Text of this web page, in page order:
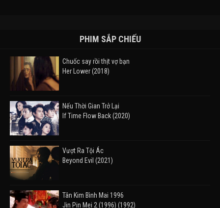
PHIM SẮP CHIẾU
Chuốc say rồi thịt vợ bạn
Her Lower (2018)
Nếu Thời Gian Trở Lại
If Time Flow Back (2020)
Vượt Ra Tội Ác
Beyond Evil (2021)
Tân Kim Bình Mai 1996
Jin Pin Mei 2 (1996) (1992)